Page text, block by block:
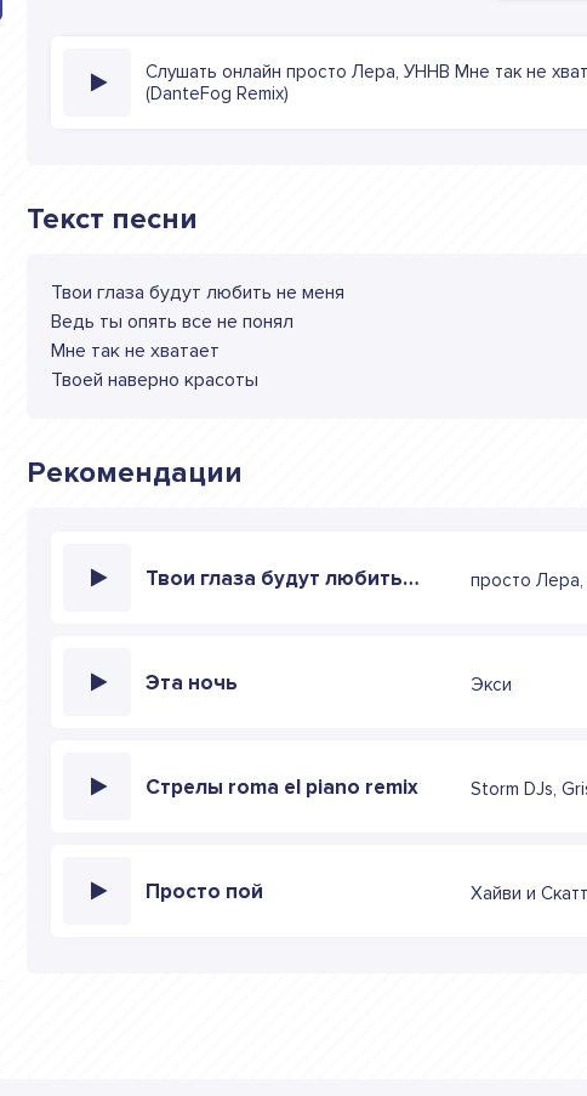
Слушать онлайн просто Лера, УННВ Мне так не
(DanteFog Remix)
Текст песни
Твои глаза будут любить не меня
Ведь ты опять все не понял
Мне так не хватает
Твоей наверно красоты
Рекомендации
Твои глаза будут любить не меня (DanteFog Remix) просто
Эта ночь Экси
Стрелы roma el piano remix Storm DJs,
Просто пой Хайви и